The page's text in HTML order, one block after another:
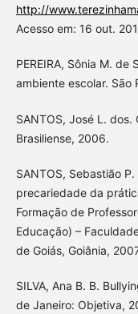
http://
Acesso em: 16 out.
PEREIRA, Sônia M.
ambiente escolar. São
SANTOS, José L. dos.
Brasiliense, 2006.
SANTOS, Sebastião
precariedade da
Formação de
Educação) –
de Goiás, Goiânia,
SILVA, Ana B. B.
de Janeiro: Objetiva,